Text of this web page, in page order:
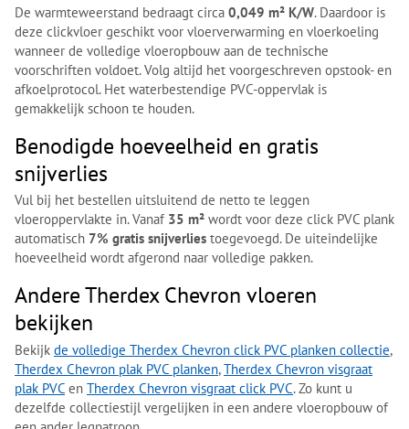
De warmteweerstand bedraagt circa 0,049 m² K/W. Daardoor is
deze clickvloer geschikt voor vloerverwarming en vloerkoeling
wanneer de volledige vloeropbouw aan de technische
voorschriften voldoet. Volg altijd het voorgeschreven opstook- en
afkoelprotocol. Het waterbestendige PVC-oppervlak is
gemakkelijk schoon te houden.
Benodigde hoeveelheid en gratis
snijverlies
Vul bij het bestellen uitsluitend de netto te leggen
vloeroppervlakte in. Vanaf 35 m² wordt voor deze click PVC plank
automatisch 7% gratis snijverlies toegevoegd. De uiteindelijke
hoeveelheid wordt afgerond naar volledige pakken.
Andere Therdex Chevron vloeren
bekijken
Bekijk de volledige Therdex Chevron click PVC planken collectie,
Therdex Chevron plak PVC planken,Therdex Chevron visgraat
plak PVC en Therdex Chevron visgraat click PVC. Zo kunt u
dezelfde collectiestijl vergelijken in een andere vloeropbouw of